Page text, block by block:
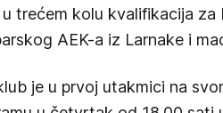
trećem kolu kvalifikacija
AEK-a iz Larnake i
je u prvoj utakmici na